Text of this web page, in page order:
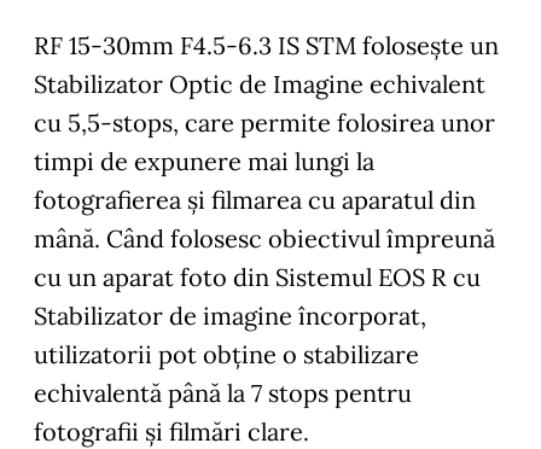
RF 15-30mm F4.5-6.3 IS STM foloseşte un
Stabilizator Optic de Imagine echivalent
cu 5,5-stops, care permite folosirea unor
timpi de expunere mai lungi la
fotografierea şi filmarea cu aparatul din
mână. Când folosesc obiectivul împreună
cu un aparat foto din Sistemul EOS R cu
Stabilizator de imagine încorporat,
utilizatorii pot obţine o stabilizare
echivalentă până la 7 stops pentru
fotografii şi filmări clare.